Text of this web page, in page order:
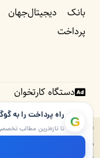
بانک
پرداخت
دیجیتالجهان
دستگاه کارتخوان
© ۱۴۰۵ – ۱۳۹۰
G راه پرداخت را به
تا تازه‌ترین مطالب